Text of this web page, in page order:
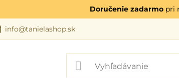
Doručenie zadarmo
info@tanielashop.sk